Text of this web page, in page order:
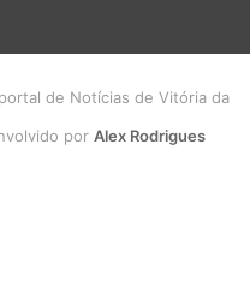
de Notícias de Vitória da
por Alex Rodrigues